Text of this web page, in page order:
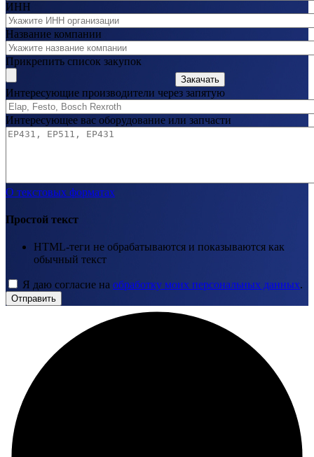
ИНН
Название компании
Прикрепить список закупок
Закачать
Интересующие производители через запятую
Интересующее вас оборудование или запчасти
О текстовых форматах
Простой текст
HTML-теги не обрабатываются и показываются как
обычный текст
Я даю согласие на обработку моих персональных данных.
Отправить